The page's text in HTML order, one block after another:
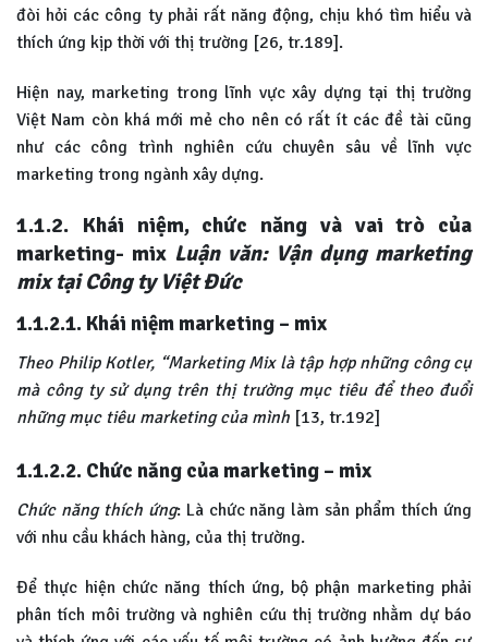
đòi hỏi các công ty phải rất năng động, chịu khó tìm hiểu và
thích ứng kịp thời với thị trường [26, tr.189].
Hiện nay, marketing trong lĩnh vực xây dựng tại thị trường
Việt Nam còn khá mới mẻ cho nên có rất ít các đề tài cũng
như các công trình nghiên cứu chuyên sâu về lĩnh vực
marketing trong ngành xây dựng.
1.1.2. Khái niệm, chức năng và vai trò của
marketing- mix Luận văn: Vận dụng marketing
mix tại Công ty Việt Đức
1.1.2.1. Khái niệm marketing – mix
Theo Philip Kotler, “Marketing Mix là tập hợp những công cụ
mà công ty sử dụng trên thị trường mục tiêu để theo đuổi
những mục tiêu marketing của mình [13, tr.192]
1.1.2.2. Chức năng của marketing – mix
Chức năng thích ứng: Là chức năng làm sản phẩm thích ứng
với nhu cầu khách hàng, của thị trường.
Để thực hiện chức năng thích ứng, bộ phận marketing phải
phân tích môi trường và nghiên cứu thị trường nhằm dự báo